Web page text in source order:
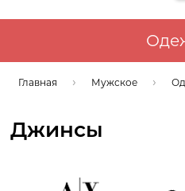
Главная Мужское
Джинсы